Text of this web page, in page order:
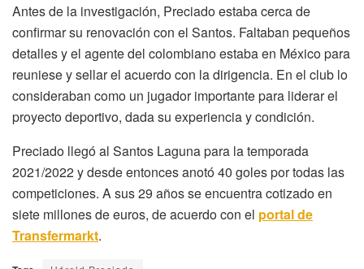
Antes de la investigación, Preciado estaba cerca de
confirmar su renovación con el Santos. Faltaban pequeños
detalles y el agente del colombiano estaba en México para
reuniese y sellar el acuerdo con la dirigencia. En el club lo
consideraban como un jugador importante para liderar el
proyecto deportivo, dada su experiencia y condición.
Preciado llegó al Santos Laguna para la temporada
2021/2022 y desde entonces anotó 40 goles por todas las
competiciones. A sus 29 años se encuentra cotizado en
siete millones de euros, de acuerdo con el portal de
Transfermarkt.